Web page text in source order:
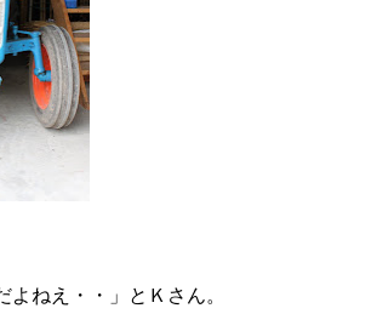
ねえ・・」とＫさん。